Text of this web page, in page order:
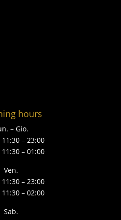
hours
– Gio.
– 23:00
– 01:00
Ven.
– 23:00
– 02:00
Sab.